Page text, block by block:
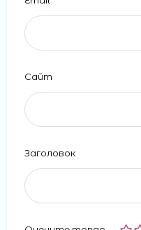
Сайт
Заголовок